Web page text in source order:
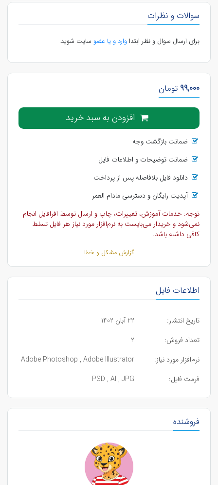
سوالات و نظرات
برای ارسال سوال و نظر ابتداوارد و یا عضو سایت شوید.
99,000 تومان
افزودن به سبد خرید
ضمانت بازگشت وجه
ضمانت توضیحات و اطلاعات فایل
دانلود فایل بلافاصله پس از پرداخت
آپدیت رایگان و دسترسی مادام العمر
توجه: خدمات آموزش، تغییرات، چاپ و ارسال توسط افرافایل انجام
نمی‌شود و خریدار می‌بایست به نرم‌افزار مورد نیاز هر فایل تسلط
کافی داشته باشد.
گزارش مشکل و خطا
اطلاعات فایل
تاریخ انتشار:
22 آبان 1402
تعداد فروش:
2
نرم‌افزار مورد نیاز:
Adobe Photoshop , Adobe Illustrator
فرمت فایل:
PSD , AI , JPG
فروشنده